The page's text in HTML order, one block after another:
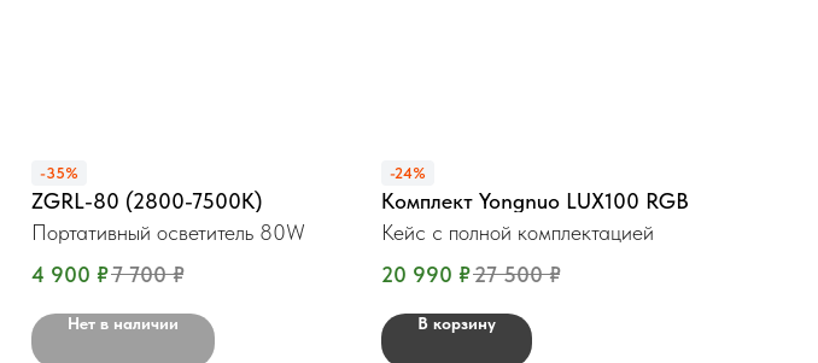
-35%
ZGRL-80 (2800-7500K)
Портативный осветитель 80W
4 900 ₽7 700 ₽
Нет в наличии
-24%
Комплект Yongnuo LUX100 RGB
Кейс с полной комплектацией
20 990 ₽27 500 ₽
В корзину